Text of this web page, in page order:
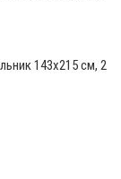
143х215 см, 2